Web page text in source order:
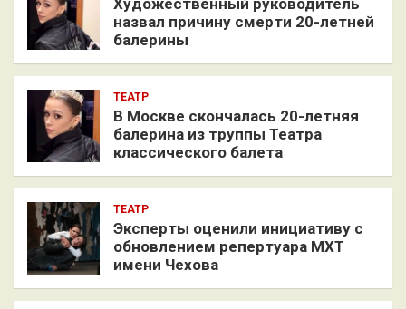
назвал причину смерти 20-летней
балерины
ТЕАТР
В Москве скончалась 20-летняя
балерина из труппы Театра
классического балета
ТЕАТР
Эксперты оценили инициативу с
обновлением репертуара МХТ
имени Чехова